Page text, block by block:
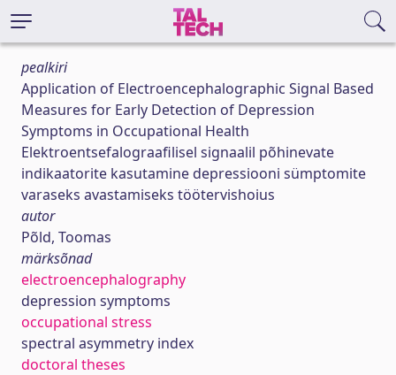
pealkiri
Application of Electroencephalographic Signal Based
Measures for Early Detection of Depression
Symptoms in Occupational Health
Elektroentsefalograafilisel signaalil põhinevate
indikaatorite kasutamine depressiooni sümptomite
varaseks avastamiseks töötervishoius
autor
Põld, Toomas
märksõnad
electroencephalography
depression symptoms
occupational stress
spectral asymmetry index
doctoral theses